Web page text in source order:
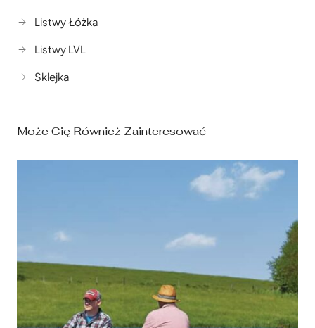
Listwy Łóżka
Listwy LVL
Sklejka
Może Cię Również Zainteresować